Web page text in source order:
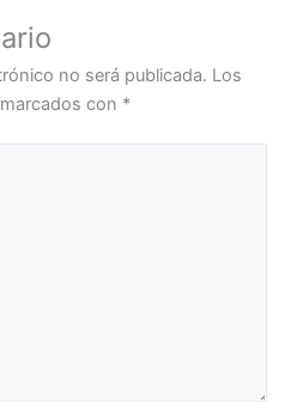
no será publicada. Los
con *